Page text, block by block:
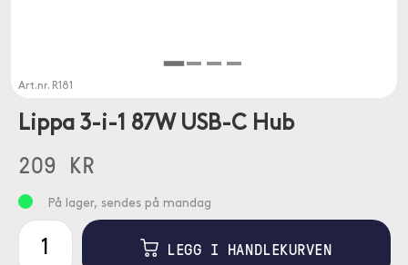
Art.nr. R181
Lippa 3-i-1 87W USB-C Hub
209 KR
På lager, sendes på mandag
LEGG I HANDLEKURVEN